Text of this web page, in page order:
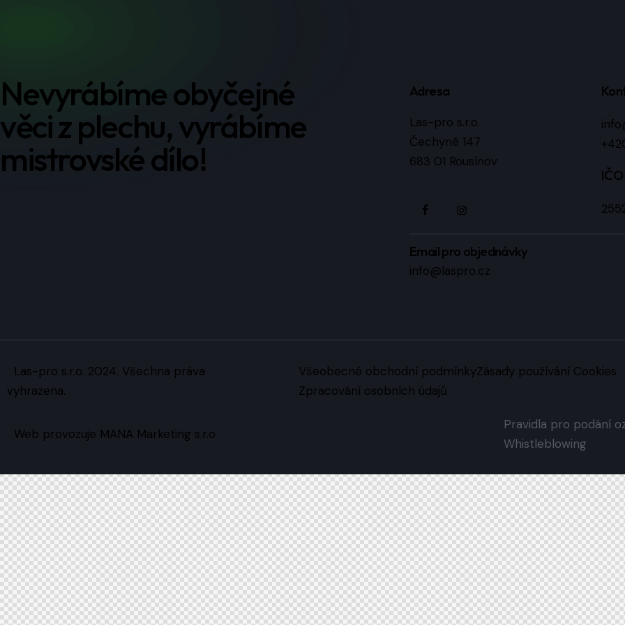
Nevyrábíme obyčejné
věci z plechu, vyrábíme
mistrovské dílo!
Adresa
Las-pro s.r.o.
Čechyně 147
683 01 Rousínov
IČO
Email pro objednávky
info@laspro.cz
Las-pro s.r.o. 2024. Všechna práva
vyhrazena.
Všeobecné obchodní podmínkyZásady používání Cookies
Zpracování osobních údajů
Web provozuje MANA Marketing s.r.o
Pravidla pro podání
Whistleblowing